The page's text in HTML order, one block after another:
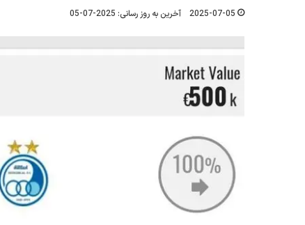
2025-07-05 آخرین به روز رسانی: 2025-07-05